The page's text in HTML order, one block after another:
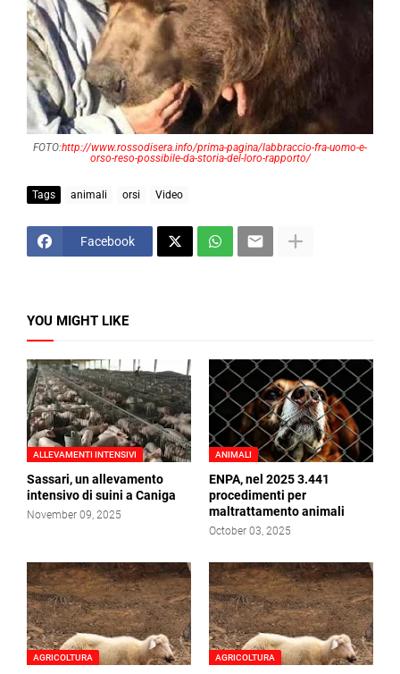
FOTO:http://www.rossodisera.info/prima-pagina/labbraccio-fra-uomo-e-
orso-reso-possibile-da-storia-del-loro-rapporto/
Tags animali orsi Video
Facebook
YOU MIGHT LIKE
ALLEVAMENTI INTENSIVI
Sassari, un allevamento
intensivo di suini a Caniga
November 09, 2025
ANIMALI
ENPA, nel 2025 3.441
procedimenti per
maltrattamento animali
October 03, 2025
AGRICOLTURA AGRICOLTURA